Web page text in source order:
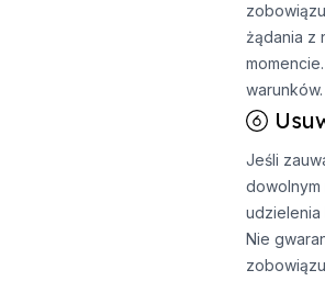
żądania z
warunków.
Jeśli
dowolnym
Nie